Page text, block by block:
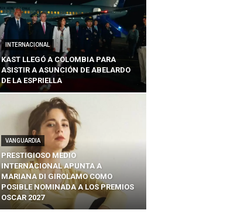
INTERNACIONAL
KAST LLEGÓ A COLOMBIA PARA
ASISTIR A ASUNCIÓN DE ABELARDO
DE LA ESPRIELLA
VANGUARDIA
PRESTIGIOSO MEDIO
INTERNACIONAL APUNTA A
MARIANA DI GIROLAMO COMO
POSIBLE NOMINADA A LOS PREMIOS
OSCAR 2027